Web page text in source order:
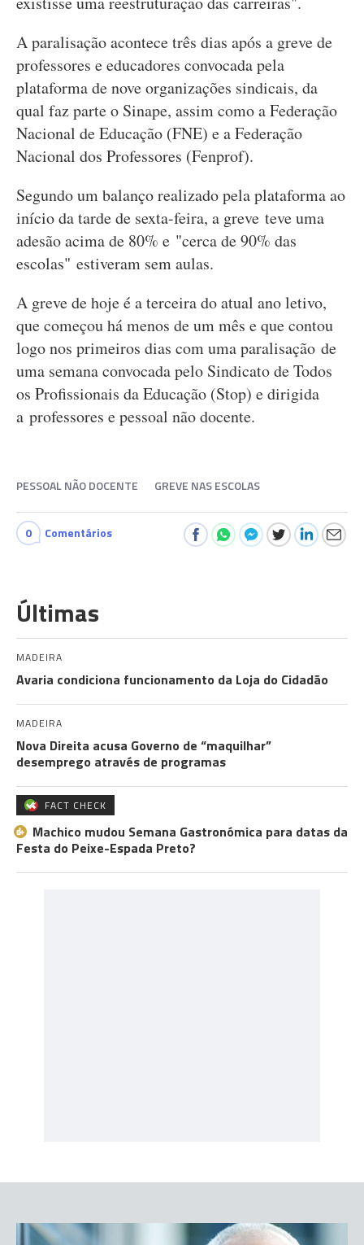
A paralisação acontece três dias após a greve de
professores e educadores convocada pela
plataforma de nove organizações sindicais, da
qual faz parte o Sinape, assim como a Federação
Nacional de Educação (FNE) e a Federação
Nacional dos Professores (Fenprof).
Segundo um balanço realizado pela plataforma ao
início da tarde de sexta-feira, a greve teve uma
adesão acima de 80% e "cerca de 90% das
escolas" estiveram sem aulas.
A greve de hoje é a terceira do atual ano letivo,
que começou há menos de um mês e que contou
logo nos primeiros dias com uma paralisação de
uma semana convocada pelo Sindicato de Todos
os Profissionais da Educação (Stop) e dirigida
a professores e pessoal não docente.
PESSOAL NÃO DOCENTE GREVE NAS ESCOLAS
0 Comentários
Últimas
MADEIRA
Avaria condiciona funcionamento da Loja do Cidadão
MADEIRA
Nova Direita acusa Governo de “maquilhar”
desemprego através de programas
FACT CHECK
Machico mudou Semana Gastronómica para datas da
Festa do Peixe-Espada Preto?